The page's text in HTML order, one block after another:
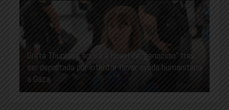
Greta Thunberg acusa a Israel de “genocidio” tras
ser deportada por intentar llevar ayuda humanitaria
a Gaza